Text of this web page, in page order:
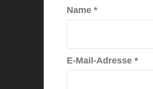
Name *
E-Mail-Adresse *